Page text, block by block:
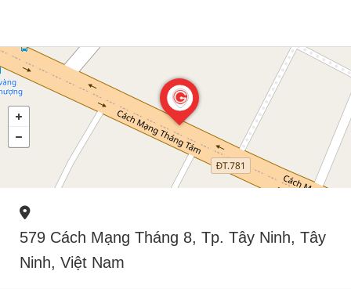
579 Cách Mạng Tháng 8, Tp. Tây Ninh, Tây
Ninh, Việt Nam